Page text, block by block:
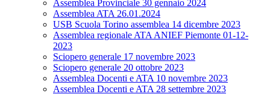
Assemblea Provinciale 30 gennaio 2024
Assemblea ATA 26.01.2024
USB Scuola Torino assemblea 14 dicembre 2023
Assemblea regionale ATA ANIEF Piemonte 01-12-
2023
Sciopero generale 17 novembre 2023
Sciopero generale 20 ottobre 2023
Assemblea Docenti e ATA 10 novembre 2023
Assemblea Docenti e ATA 28 settembre 2023